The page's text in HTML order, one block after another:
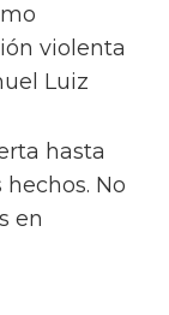
violenta
Luiz
hasta
No
en